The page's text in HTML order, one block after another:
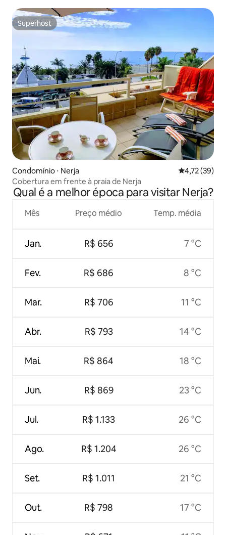
Superhost
Superhost
Condomínio ⋅ Nerja 4,72 de uma
4,72 (39)
Cobertura em frente à praia de Nerja
Qual é a melhor época para visitar Nerja?
Mês
Jan.
Fev.
Mar.
Abr.
Mai.
Jun.
Jul.
Ago.
Set.
Out.
Preço médio
R$ 656
R$ 686
R$ 706
R$ 793
R$ 864
R$ 869
R$ 1.133
R$ 1.204
R$ 1.011
R$ 798
Temp. média
7 °C
8 °C
11 °C
14 °C
18 °C
23 °C
26 °C
26 °C
21 °C
17 °C